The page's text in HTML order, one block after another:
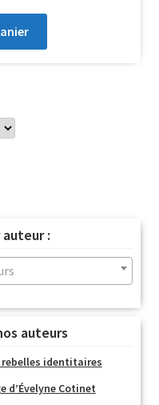
:
auteurs
identitaires
d’Évelyne Cotinet